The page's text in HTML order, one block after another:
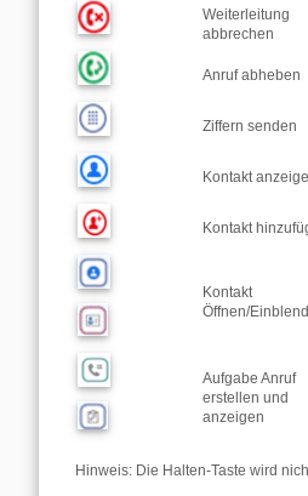
Weiterleitung
abbrechen
Anruf abheben
Ziffern senden
Kontakt
Kontakt
Kontakt
Öffnen/
Aufgabe Anruf
erstellen und
anzeigen
Hinweis: Die Halten-Taste wird